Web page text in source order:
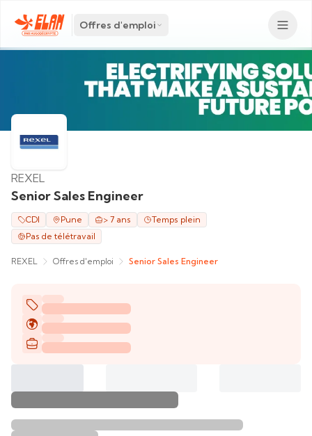
Offres d'emploi
Senior Sales Engineer
REXEL
CDI Pune > 7 ans
Temps plein
Pas de télétravail
REXEL Offres d'emploi Senior Sales Engineer